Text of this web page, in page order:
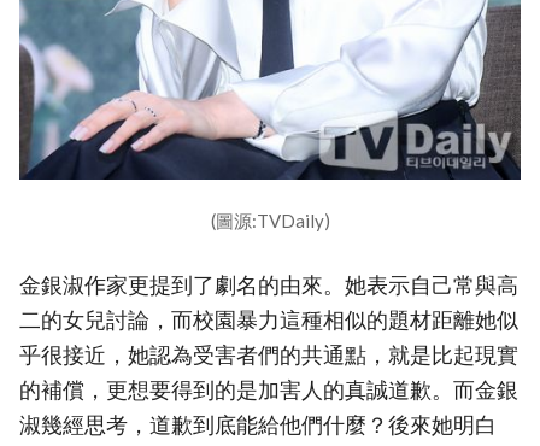
(圖源:TVDaily)
金銀淑作家更提到了劇名的由來。她表示自己常與高
二的女兒討論，而校園暴力這種相似的題材距離她似
乎很接近，她認為受害者們的共通點，就是比起現實
的補償，更想要得到的是加害人的真誠道歉。而金銀
淑幾經思考，道歉到底能給他們什麼？後來她明白